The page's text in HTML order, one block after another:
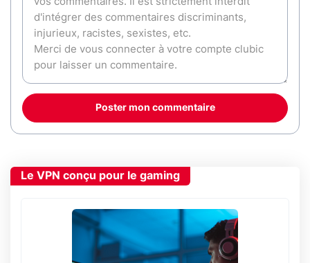
Poster mon commentaire
Le VPN conçu pour le gaming